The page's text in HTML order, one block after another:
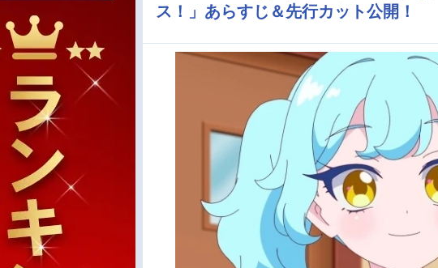
アニメ記事一覧
声優記事一覧
ス！」あらすじ＆先行カット公開！